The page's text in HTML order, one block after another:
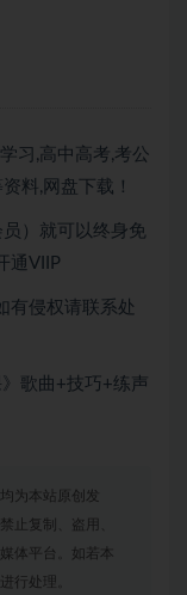
习,高中高考,考公
料,网盘下载！
）就可以 终身免
通VIIP
有侵权请联系处
歌曲+技巧+练声
为本站原创发
止复制、盗用、
体平台。如若本
行处理。